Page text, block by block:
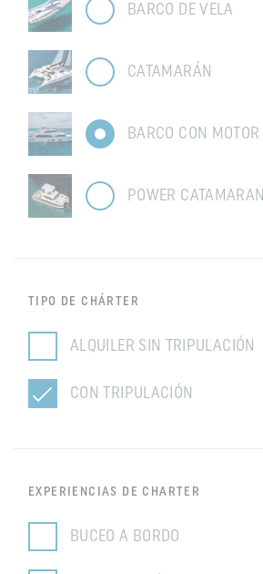
BARCO DE VELA
CATAMARÁN
BARCO CON MOTOR
POWER CATAMARAN
TIPO DE CHÁRTER
ALQUILER SIN TRIPULACIÓN
CON TRIPULACIÓN
EXPERIENCIAS DE CHARTER
BUCEO A BORDO